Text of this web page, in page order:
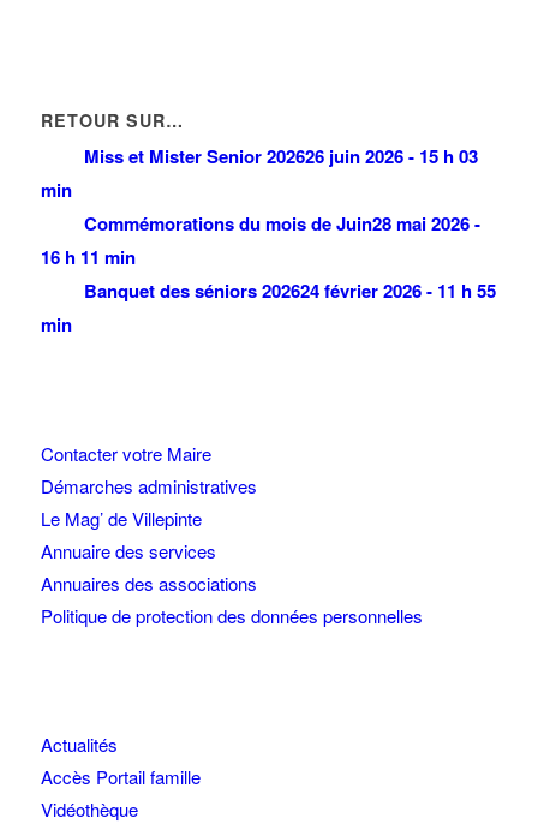
RETOUR SUR…
Miss et Mister Senior 202626 juin 2026 - 15 h 03
min
Commémorations du mois de Juin28 mai 2026 -
16 h 11 min
Banquet des séniors 202624 février 2026 - 11 h 55
min
Contacter votre Maire
Démarches administratives
Le Mag’ de Villepinte
Annuaire des services
Annuaires des associations
Politique de protection des données personnelles
Actualités
Accès Portail famille
Vidéothèque